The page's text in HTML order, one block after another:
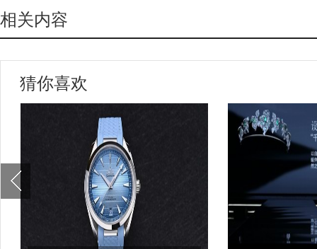
相关内容
猜你喜欢